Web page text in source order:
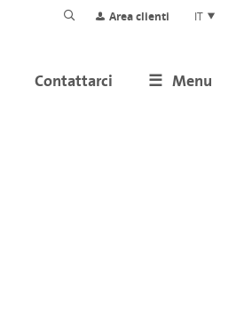
Area clienti IT
Menu
Contattarci